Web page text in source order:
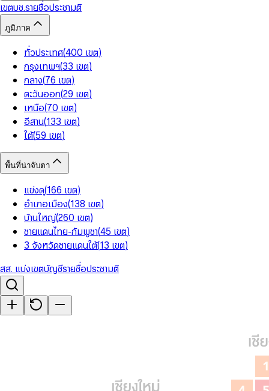
เขตบช.รายชื่อประชามติ
ภูมิภาค
ทั่วประเทศ(400 เขต)
กรุงเทพฯ(33 เขต)
กลาง(76 เขต)
ตะวันออก(29 เขต)
เหนือ(70 เขต)
อีสาน(133 เขต)
ใต้(59 เขต)
พื้นที่น่าจับตา
แข่งดุ(166 เขต)
อำเภอเมือง(138 เขต)
บ้านใหญ่(260 เขต)
ชายแดนไทย-กัมพูชา(45 เขต)
3 จังหวัดชายแดนใต้(13 เขต)
สส. แบ่งเขตบัญชีรายชื่อประชามติ